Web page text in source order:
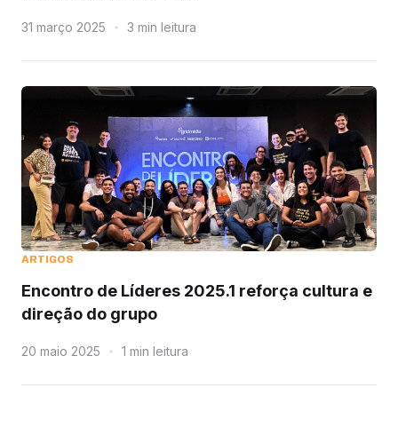
31 março 2025 leitura
ARTIGOS
Encontro de Líderes 2025.1 reforça cultura e
direção do grupo
20 maio 2025 leitura